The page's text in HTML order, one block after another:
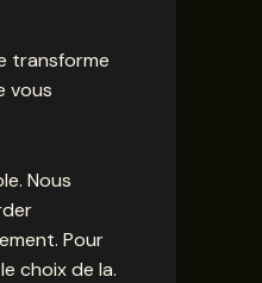
transforme
vous
Nous
Pour
choixde la.